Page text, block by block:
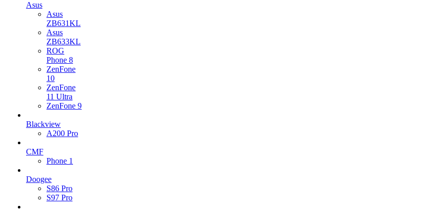
Asus
Asus
ZB631KL
Asus
ZB633KL
ROG
Phone 8
ZenFone
10
ZenFone
11 Ultra
ZenFone 9
Blackview
A200 Pro
CMF
Phone 1
Doogee
S86 Pro
S97 Pro